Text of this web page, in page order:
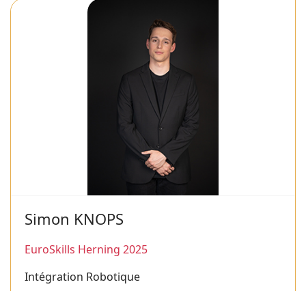
Simon KNOPS
EuroSkills Herning 2025
Intégration Robotique